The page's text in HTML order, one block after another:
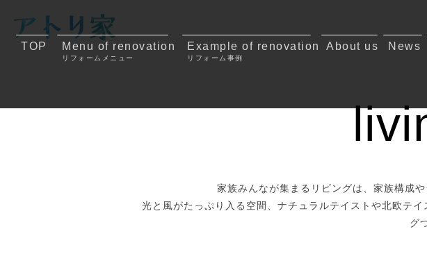
TOP Menu of renovation
リフォームメニュー
Example of renovation
リフォーム事例
About us News
家族みんなが集まるリビングは、家族構成
光と風がたっぷり入る空間、ナチュラルテイストや北欧テ
グ